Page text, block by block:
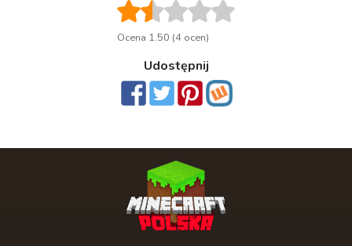
Ocena 1.50 (4 ocen)
Udostępnij